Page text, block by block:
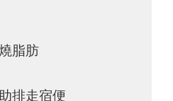
脂肪
排走宿便